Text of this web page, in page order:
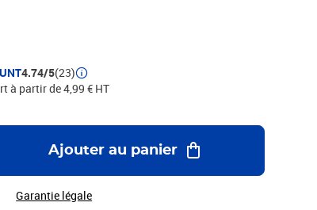
4.74/5(23)
à partir de 4,99 € HT
Ajouter au panier
Garantie légale